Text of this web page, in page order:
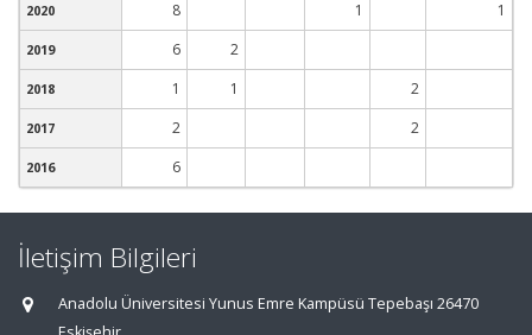
2020 8 1 1
2019 6 2
2018 1 1 2
2017 2 2
2016 6
İletişim Bilgileri
Anadolu Üniversitesi Yunus Emre Kampüsü Tepebaşı 26470